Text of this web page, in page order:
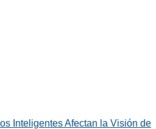
Inteligentes Afectan la Visión de